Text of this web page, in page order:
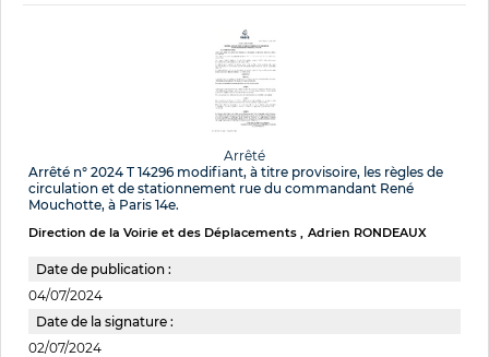
Arrêté
Arrêté n° 2024 T 14296 modifiant, à titre provisoire, les règles de
circulation et de stationnement rue du commandant René
Mouchotte, à Paris 14e.
Direction de la Voirie et des Déplacements Adrien RONDEAUX
Date de publication :
04/07/2024
Date de la signature :
02/07/2024